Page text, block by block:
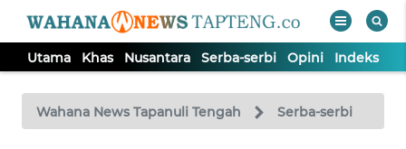
Utama Khas Nusantara Serba-serbi Opini Indeks
Wahana News Tapanuli Tengah Serba-serbi
TV
Tutup